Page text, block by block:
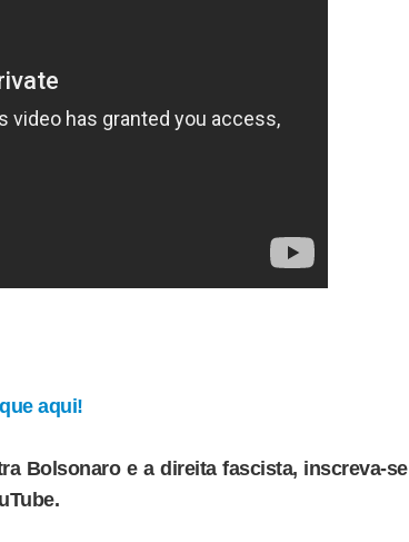
aqui!
Bolsonaro e a direita fascista, inscreva-se